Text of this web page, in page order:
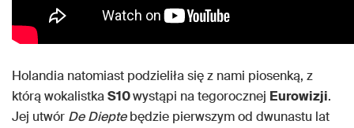
Holandia natomiast podzieliła się z nami piosenką, z
którą wokalistkaS10wystąpi na tegorocznej Eurowizji.
Jej utwór De Dieptebędzie pierwszym od dwunastu lat